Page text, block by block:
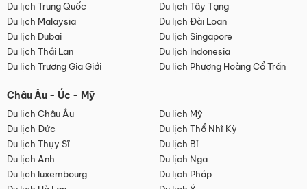
Du lịch Trung Quốc
Du lịch Tây Tạng
Du lịch Malaysia
Du lịch Đài Loan
Du lịch Dubai
Du lịch Singapore
Du lịch Thái Lan
Du lịch Indonesia
Du lịch Trương Gia Giới
Du lịch Phượng Hoàng Cổ Trấn
Châu Âu - Úc - Mỹ
Du lịch Châu Âu
Du lịch Mỹ
Du lịch Đức
Du lịch Thổ Nhĩ Kỳ
Du lịch Thụy Sĩ
Du lịch Bỉ
Du lịch Anh
Du lịch Nga
Du lịch luxembourg
Du lịch Pháp